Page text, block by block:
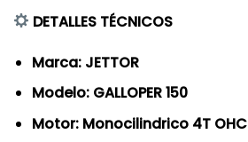
DETALLES TÉCNICOS
Marca: JETTOR
Modelo: GALLOPER 150
Motor: Monocilindrico 4T OHC